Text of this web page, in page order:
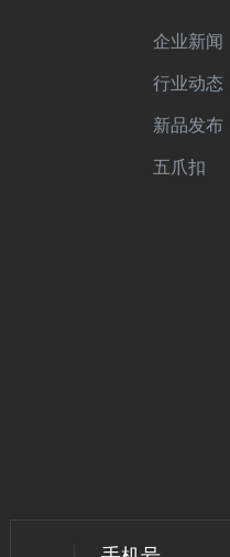
企业新闻
行业动态
新品发布
五爪扣